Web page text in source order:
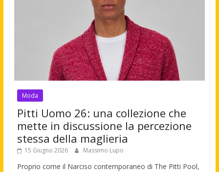
Moda
Pitti Uomo 26: una collezione che
mette in discussione la percezione
stessa della maglieria
15 Giugno 2026 Massimo Lupo
Proprio come il Narciso contemporaneo di The Pitti Pool,